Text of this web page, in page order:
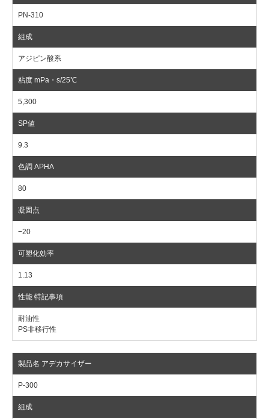
PN-310
アジピン酸系
5,300
9.3
80
−20
1.13
耐油性
PS非移行性
P-300